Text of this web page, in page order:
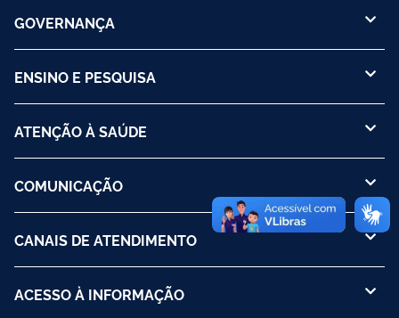
GOVERNANÇA
ENSINO E PESQUISA
ATENÇÃO À SAÚDE
COMUNICAÇÃO
CANAIS DE ATENDIMENTO
ACESSO À INFORMAÇÃO